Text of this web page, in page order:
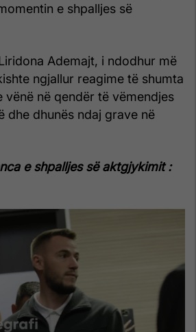
e shpalljes së
Ademajt, i ndodhur më
ngjallur reagime të shumta
vënë në qendër të vëmendjes
dhe dhunës ndaj grave në
e shpalljes së aktgjykimit :